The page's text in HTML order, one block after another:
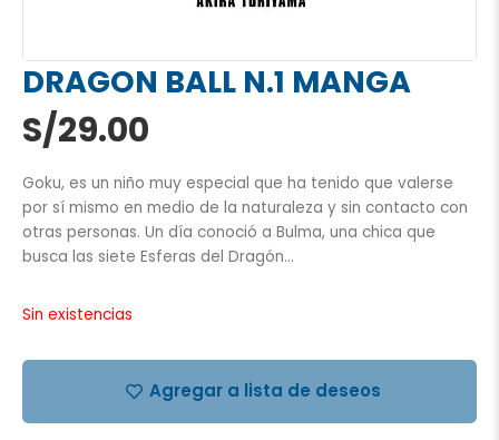
DRAGON BALL N.1 MANGA
S/29.00
Goku, es un niño muy especial que ha tenido que valerse
por sí mismo en medio de la naturaleza y sin contacto con
otras personas. Un día conoció a Bulma, una chica que
busca las siete Esferas del Dragón…
Sin existencias
Agregar a lista de deseos